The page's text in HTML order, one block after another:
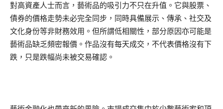
對高資產人士而言，藝術品的吸引力不只在升值。它與股票、
債券的價格走勢未必完全同步，同時具備展示、傳承、社交及
文化身份等非財務效用。但所謂低相關性，部分原因亦可能是
藝術品缺乏頻密報價。作品沒有每天成交，不代表價格沒有下
跌，只是跌幅尚未被交易確認。